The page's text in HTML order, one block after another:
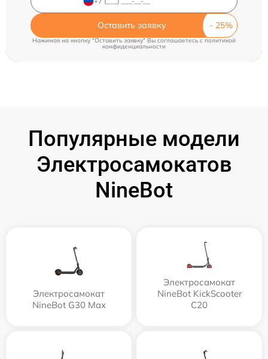
Оставить заявку
Нажимая на кнопку "Оставить заявку" Вы соглашаетесь c политикой
конфиденциальности
Популярные модели
Электросамокатов
NineBot
Электросамокат
NineBot G30 Max
Электросамокат
NineBot KickScooter
C20